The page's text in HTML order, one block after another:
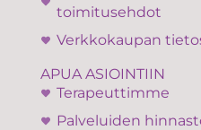
toimitusehdot
Verkkokaupan
APUA ASIOINTIIN
Terapeuttimme
Palveluiden